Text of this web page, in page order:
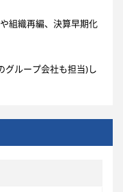
組織再編、決算早期化
グループ会社も担当)し